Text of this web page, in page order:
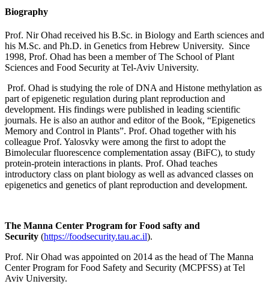
Biography
Prof. Nir Ohad received his B.Sc. in Biology and Earth sciences and
his M.Sc. and Ph.D. in Genetics from Hebrew University. Since
1998, Prof. Ohad has been a member of The School of Plant
Sciences and Food Security at Tel-Aviv University.
Prof. Ohad is studying the role of DNA and Histone methylation as
part of epigenetic regulation during plant reproduction and
development. His findings were published in leading scientific
journals. He is also an author and editor of the Book, “Epigenetics
Memory and Control in Plants”. Prof. Ohad together with his
colleague Prof. Yalosvky were among the first to adopt the
Bimolecular fluorescence complementation assay (BiFC), to study
protein-protein interactions in plants. Prof. Ohad teaches
introductory class on plant biology as well as advanced classes on
epigenetics and genetics of plant reproduction and development.
The Manna Center Program for Food safty and
Security (https://foodsecurity.tau.ac.il).
Prof. Nir Ohad was appointed on 2014 as the head of The Manna
Center Program for Food Safety and Security (MCPFSS) at Tel
Aviv University.